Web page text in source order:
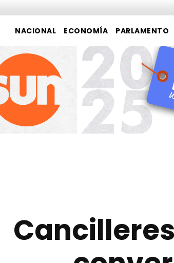
NACIONAL ECONOMÍA PARLAMENTO